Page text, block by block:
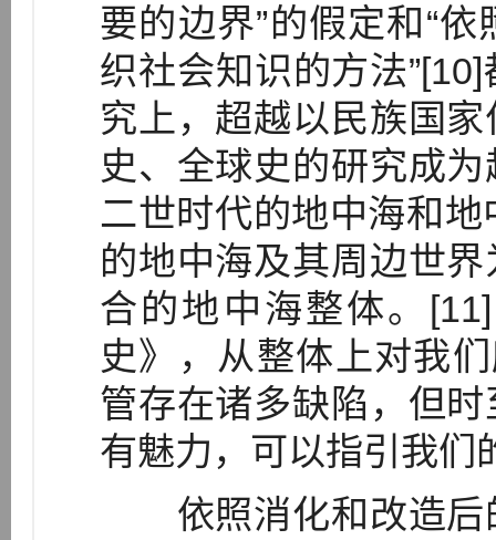
要的边界”的假定和“
织社会知识的方法
究上，超越以民族国
史、全球史的研究成
二世时代的地中海和
的地中海及其周边世
合的地中海整体。
史》，从整体上对我
管存在诸多缺陷，但
有魅力，可以指引我们
依照消化和改造后